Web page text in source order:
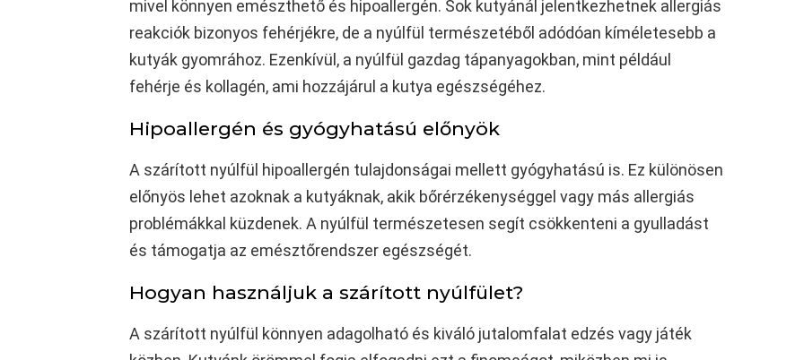
mivel könnyen emészthető és hipoallergén. Sok kutyánál jelentkezhetnek allergiás
reakciók bizonyos fehérjékre, de a nyúlfül természetéből adódóan kíméletesebb a
kutyák gyomrához. Ezenkívül, a nyúlfül gazdag tápanyagokban, mint például
fehérje és kollagén, ami hozzájárul a kutya egészségéhez.
Hipoallergén és gyógyhatású előnyök
A szárított nyúlfül hipoallergén tulajdonságai mellett gyógyhatású is. Ez különösen
előnyös lehet azoknak a kutyáknak, akik bőrérzékenységgel vagy más allergiás
problémákkal küzdenek. A nyúlfül természetesen segít csökkenteni a gyulladást
és támogatja az emésztőrendszer egészségét.
Hogyan használjuk a szárított nyúlfület?
A szárított nyúlfül könnyen adagolható és kiváló jutalomfalat edzés vagy játék